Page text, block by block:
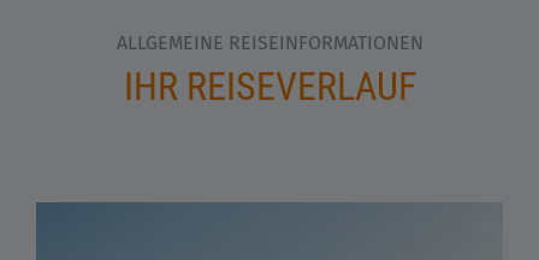
ALLGEMEINE REISEINFORMATIONEN
IHR REISEVERLAUF